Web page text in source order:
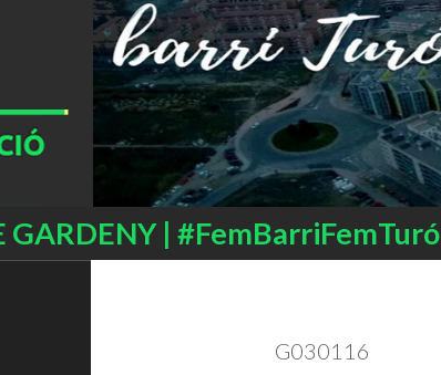
GARDENY | #FemBarriFemTuró
G030116